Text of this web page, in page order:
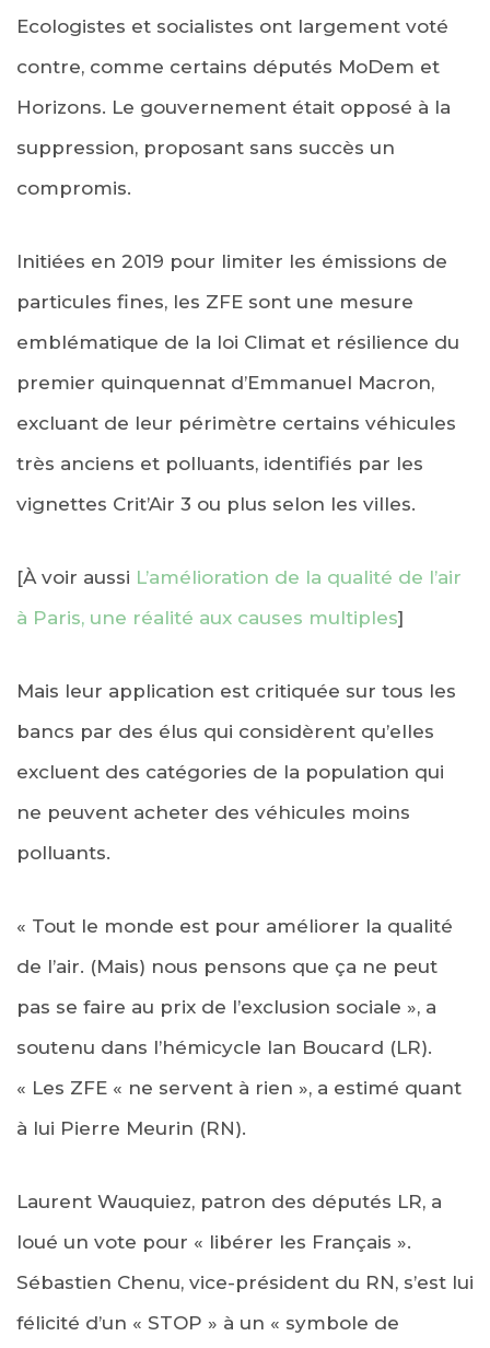
Ecologistes et socialistes ont largement voté
contre, comme certains députés MoDem et
Horizons. Le gouvernement était opposé à la
suppression, proposant sans succès un
compromis.
Initiées en 2019 pour limiter les émissions de
particules fines, les ZFE sont une mesure
emblématique de la loi Climat et résilience du
premier quinquennat d’Emmanuel Macron,
excluant de leur périmètre certains véhicules
très anciens et polluants, identifiés par les
vignettes Crit’Air 3 ou plus selon les villes.
[À voir aussi L’amélioration de la qualité de l’air
à Paris, une réalité aux causes multiples]
Mais leur application est critiquée sur tous les
bancs par des élus qui considèrent qu’elles
excluent des catégories de la population qui
ne peuvent acheter des véhicules moins
polluants.
« Tout le monde est pour améliorer la qualité
de l’air. (Mais) nous pensons que ça ne peut
pas se faire au prix de l’exclusion sociale », a
soutenu dans l’hémicycle Ian Boucard (LR).
« Les ZFE « ne servent à rien », a estimé quant
à lui Pierre Meurin (RN).
Laurent Wauquiez, patron des députés LR, a
loué un vote pour « libérer les Français ».
Sébastien Chenu, vice-président du RN, s’est lui
félicité d’un « STOP » à un « symbole de